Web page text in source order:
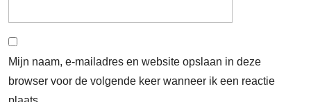
Mijn naam, e-mailadres en website opslaan in deze
browser voor de volgende keer wanneer ik een reactie